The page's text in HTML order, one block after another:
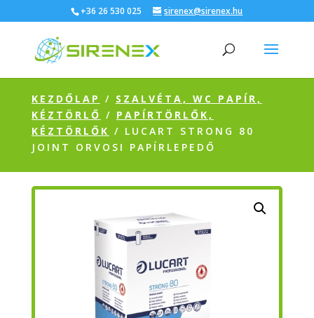
+36 26 530 025 sirenex@sirenex.hu
KEZDŐLAP / SZALVÉTA, WC PAPÍR,
KÉZTÖRLŐ / PAPÍRTÖRLŐK,
KÉZTÖRLŐK / LUCART STRONG 80
JOINT ORVOSI PAPÍRLEPEDŐ